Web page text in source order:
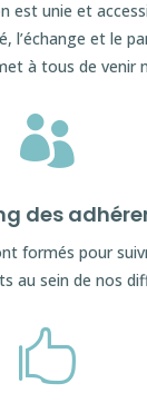
est unie et
l’échange et le
à tous de venir

des
formés pour
au sein de nos
